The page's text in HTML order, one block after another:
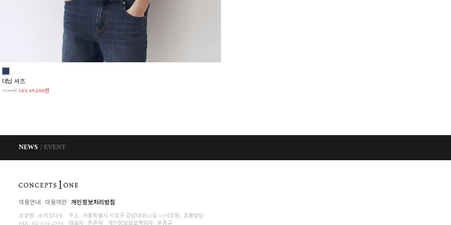
데님 셔츠
79,800원 38%49,600원
NEWS EVENT
이용안내 이용약관 개인정보처리방침
상호명 : ㈜지오다노 주소 : 서울특별시 서초구 강남대로65길 1(서초동) 효봉빌딩